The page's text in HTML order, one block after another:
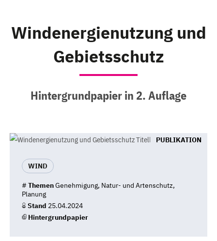
Windenergienutzung und
Gebietsschutz
Hintergrundpapier in 2. Auflage
PUBLIKATION
WIND
# ThemenGenehmigung, Natur- und Artenschutz,
Planung
Stand 25.04.2024
Hintergrundpapier